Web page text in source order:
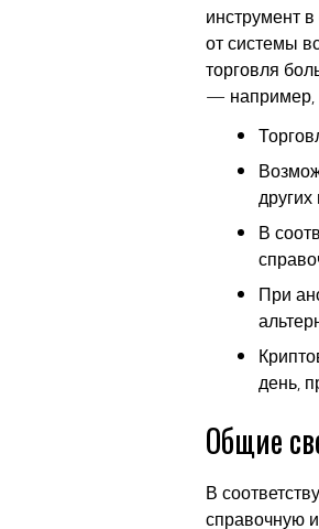
инструмент
от системы
торговля
— например,
В
При
день,
Общие
В
справочную